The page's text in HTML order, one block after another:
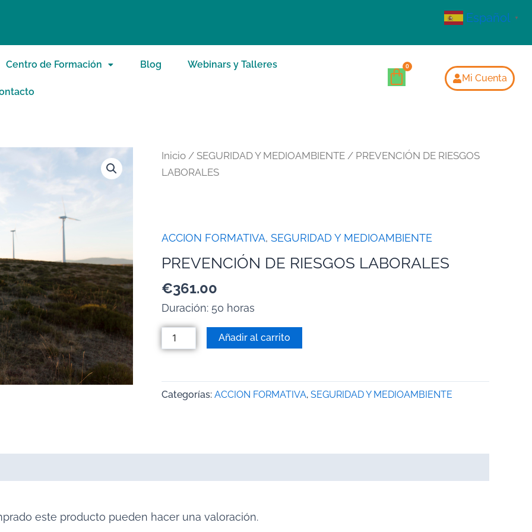
Centro de Formación Blog Webinars y Talleres
Mi Cuenta
Inicio / SEGURIDAD Y MEDIOAMBIENTE / PREVENCIÓN DE RIESGOS
LABORALES
ACCION FORMATIVA, SEGURIDAD Y MEDIOAMBIENTE
PREVENCIÓN DE RIESGOS LABORALES
€361.00
Duración: 50 horas
Añadir al carrito
Categorías: ACCION FORMATIVA, SEGURIDAD Y MEDIOAMBIENTE
este producto pueden hacer una valoración.
Español ▼